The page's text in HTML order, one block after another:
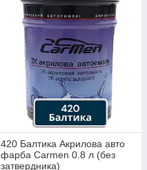
420 Балтика Акрилова авто
фарба Carmen 0.8 л (без
затвердника)